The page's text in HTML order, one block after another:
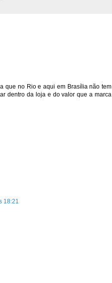
que no Rio e aqui em Brasília não tem
dentro da loja e do valor que a marca
18:21